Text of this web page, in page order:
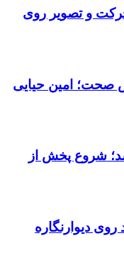
حرکت و تصویر روی
صحت؛ امین حیایی
شروع پخش از
روی دیوارنگاره